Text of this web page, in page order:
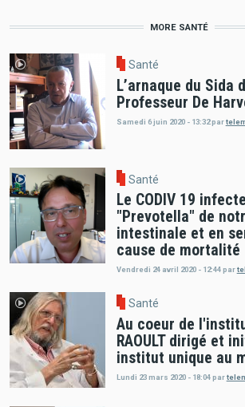
MORE SANTÉ
Santé
L’arnaque du Sida
Professeur De
Samedi 6 juin 2020 - 13:32 par
Santé
Le CODIV 19
"Prevotella" de
intestinale et en
cause de mortalité
Vendredi 24 avril 2020 - 12:44 par
Santé
Au coeur de
RAOULT dirigé et
institut unique au
Lundi 23 mars 2020 - 18:04 par